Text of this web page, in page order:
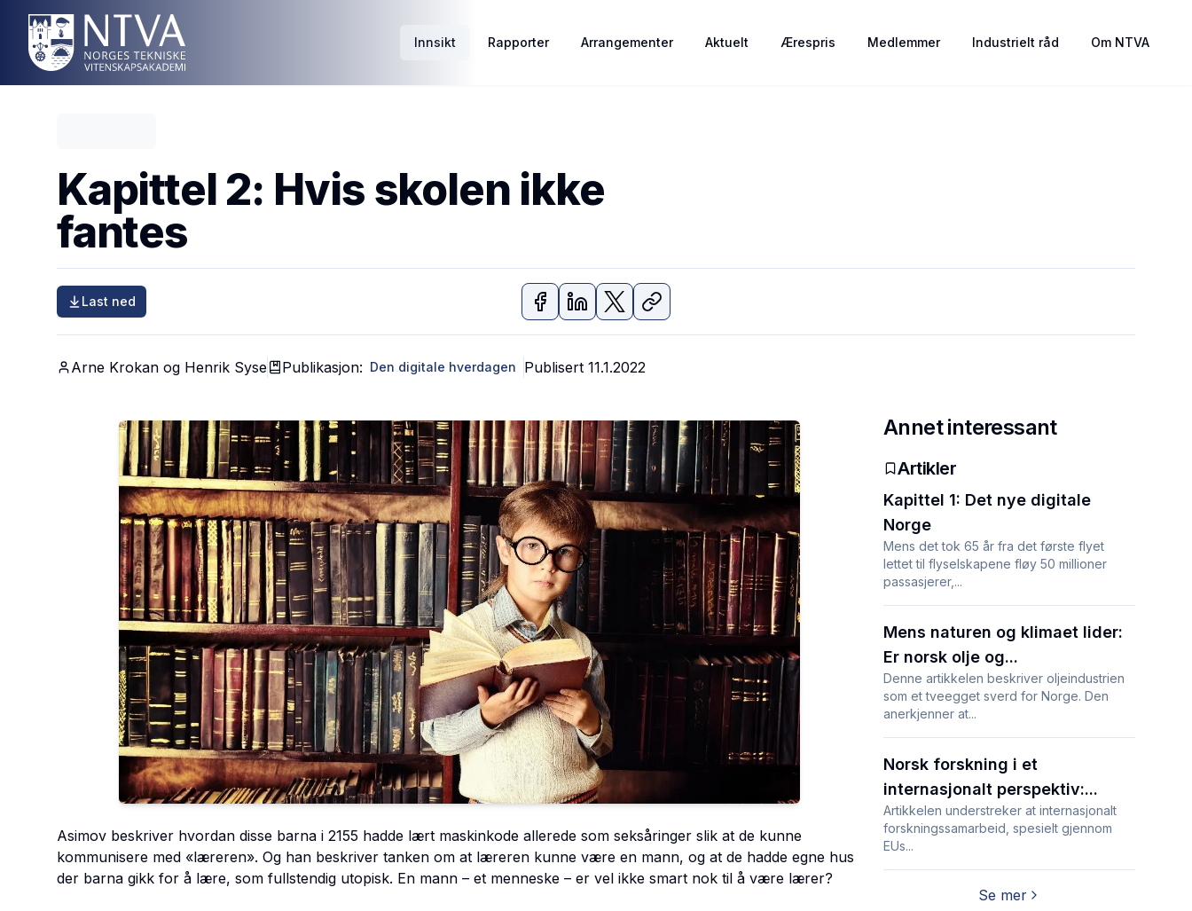
Innsikt Rapporter Arrangementer Aktuelt Ærespris Medlemmer Industrielt råd Om NTVA
Kapittel 2: Hvis skolen ikke
fantes
Last ned
Arne Krokan og Henrik Syse Publikasjon: Den digitale hverdagen Publisert 11.1.2022
Asimov beskriver hvordan disse barna i 2155 hadde lært maskinkode allerede som seksåringer slik at de kunne
kommunisere med «læreren». Og han beskriver tanken om at læreren kunne være en mann, og at de hadde egne hus
der barna gikk for å lære, som fullstendig utopisk. En mann – et menneske – er vel ikke smart nok til å være lærer?
Annet interessant
Artikler
Kapittel 1: Det nye digitale
Norge
Mens det tok 65 år fra det første flyet
lettet til flyselskapene fløy 50 millioner
passasjerer,...
Mens naturen og klimaet lider:
Er norsk olje og...
Denne artikkelen beskriver oljeindustrien
som et tveegget sverd for Norge. Den
anerkjenner at...
Norsk forskning i et
internasjonalt perspektiv:...
Artikkelen understreker at internasjonalt
forskningssamarbeid, spesielt gjennom
EUs...
Se mer